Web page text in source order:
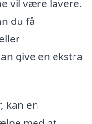
vil være lavere.
du få
give en ekstra
kan en